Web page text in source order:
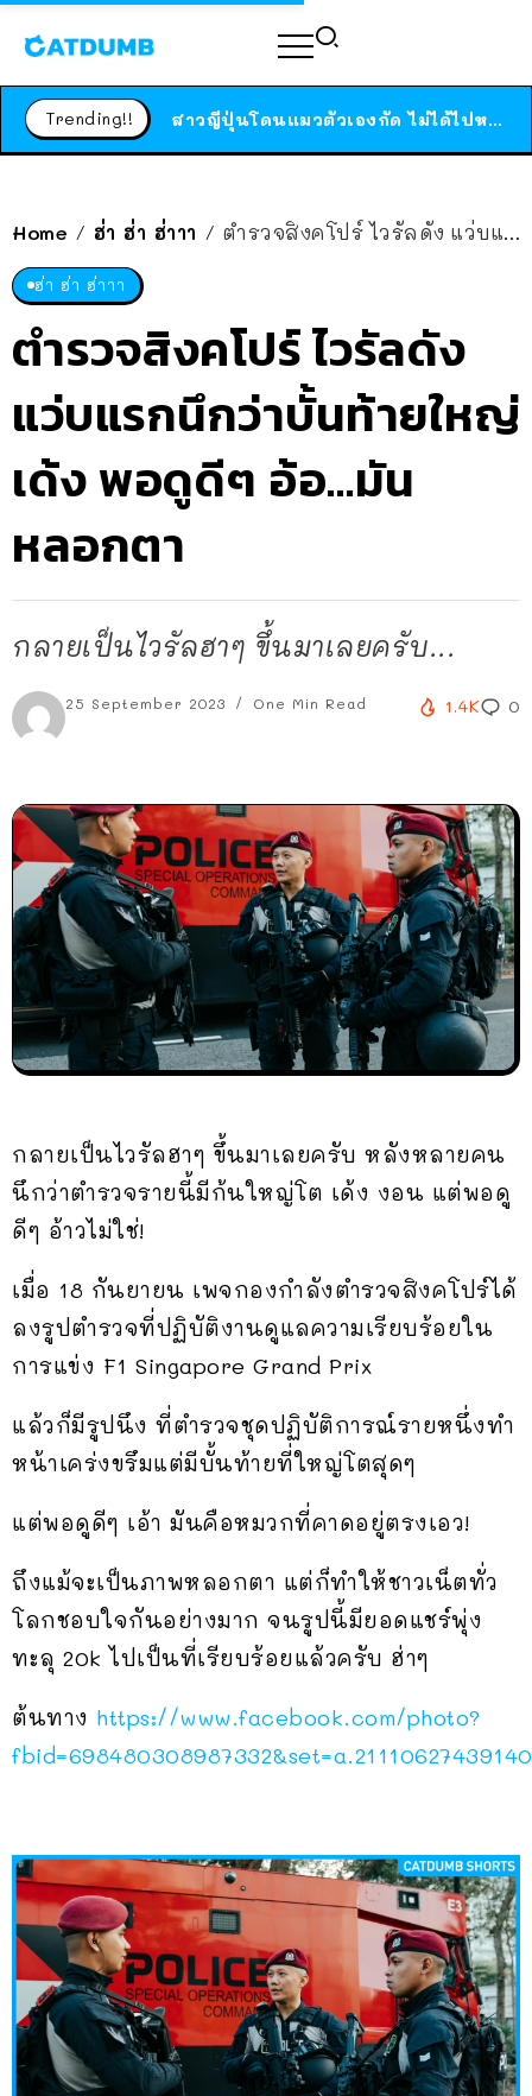
Trending!! ได้เวลาเด็กหนวดรวมตัว RF Online Next เปิดให้เล่นแล้ว เกม Sci-Fi MMORPG ระดับตำนาน เล่นได้ทั้งมือถือและ PC
Home / ฮ่า ฮ่า ฮ่าาา / ตำรวจสิงคโปร์ ไวรัลดัง แว่บแรกนึกว่าบั้นท้ายใหญ่เด้ง พอดูดีๆ อ้อ…มันหลอกตา
ฮ่า ฮ่า ฮ่าาา
ตำรวจสิงคโปร์ ไวรัลดัง
แว่บแรกนึกว่าบั้นท้ายใหญ่
เด้ง พอดูดีๆ อ้อ…มัน
หลอกตา
กลายเป็นไวรัลฮาๆ ขึ้นมาเลยครับ...
25 September 2023 One Min Read 1.4K 0
กลายเป็นไวรัลฮาๆ ขึ้นมาเลยครับ หลังหลายคน
นึกว่าตำรวจรายนี้มีก้นใหญ่โต เด้ง งอน แต่พอดู
ดีๆ อ้าวไม่ใช่!
เมื่อ 18 กันยายน เพจกองกำลังตำรวจสิงคโปร์ได้
ลงรูปตำรวจที่ปฏิบัติงานดูแลความเรียบร้อยใน
การแข่ง F1 Singapore Grand Prix
แล้วก็มีรูปนึง ที่ตำรวจชุดปฏิบัติการณ์รายหนึ่งทำ
หน้าเคร่งขรึมแต่มีบั้นท้ายที่ใหญ่โตสุดๆ
แต่พอดูดีๆ เอ้า มันคือหมวกที่คาดอยู่ตรงเอว!
ถึงแม้จะเป็นภาพหลอกตา แต่ก็ทำให้ชาวเน็ตทั่ว
โลกชอบใจกันอย่างมาก จนรูปนี้มียอดแชร์พุ่ง
ทะลุ 20k ไปเป็นที่เรียบร้อยแล้วครับ ฮ่าๆ
ต้นทาง https://www.facebook.com/photo?